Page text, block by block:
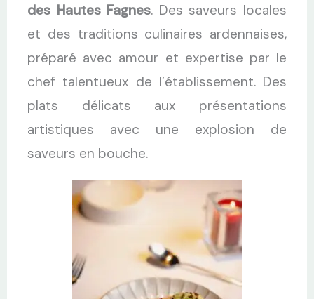
des Hautes Fagnes. Des saveurs locales
et des traditions culinaires ardennaises,
préparé avec amour et expertise par le
chef talentueux de l’établissement. Des
plats délicats aux présentations
artistiques avec une explosion de
saveurs en bouche.